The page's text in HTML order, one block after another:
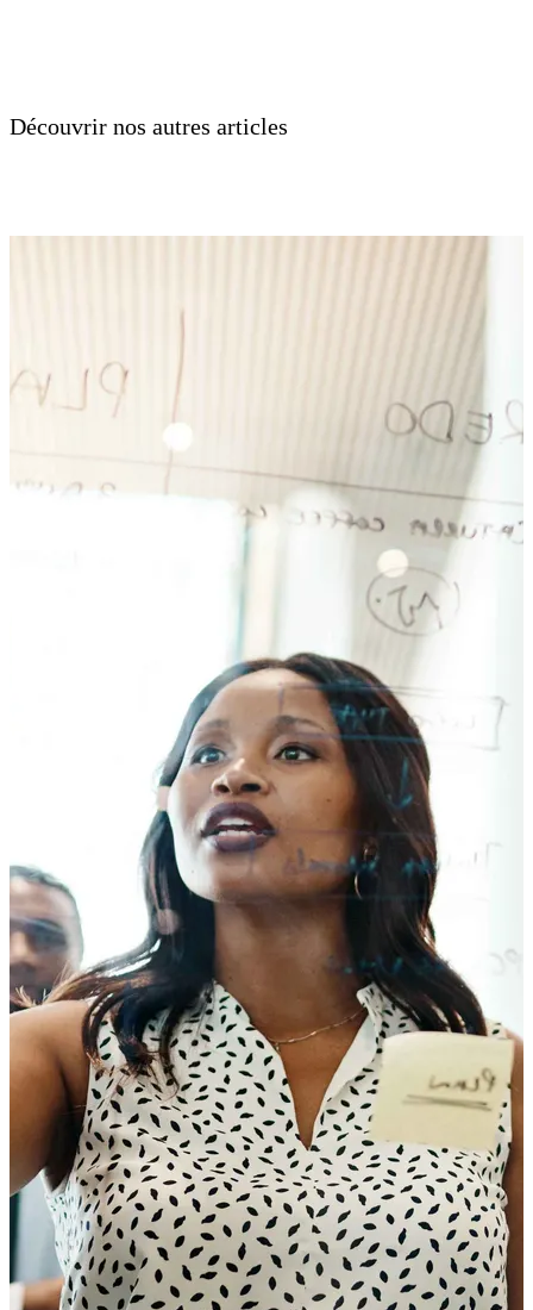
Découvrir nos autres articles